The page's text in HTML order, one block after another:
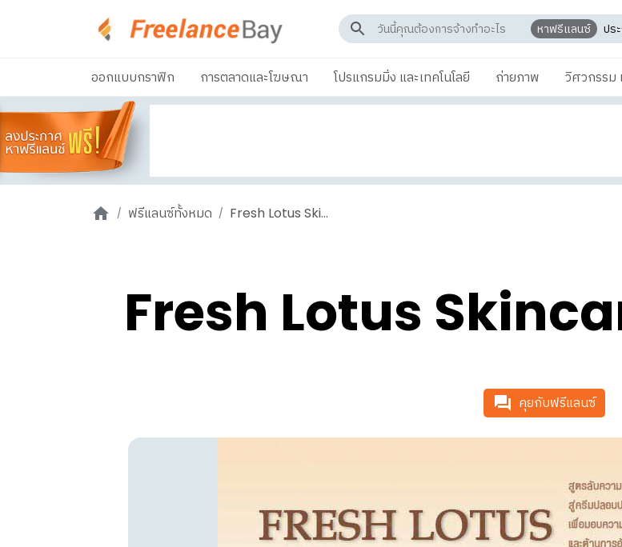
หาฟรีแลนซ์ ปร
ออกแบบกราฟิก การตลาดและโฆษณา โปรแกรมมิ่ง และเทคโนโลยี ถ่ายภาพ วิศวกรรม
ฟรีแลนซ์ทั้งหมด Fresh Lotus Ski...
Fresh Lotus
คุยกับฟรีแลนซ์